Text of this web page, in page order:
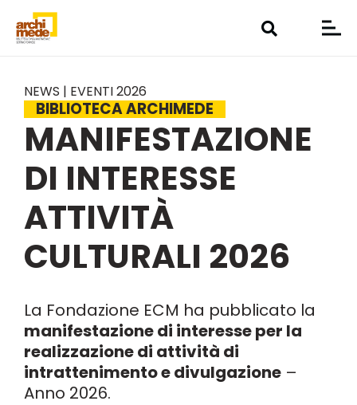
NEWS | EVENTI 2026
BIBLIOTECA ARCHIMEDE
MANIFESTAZIONE
DI INTERESSE
ATTIVITÀ
CULTURALI 2026
La Fondazione ECM ha pubblicato la
manifestazione di interesse per la
realizzazione di attività di
intrattenimento e divulgazione –
Anno 2026.